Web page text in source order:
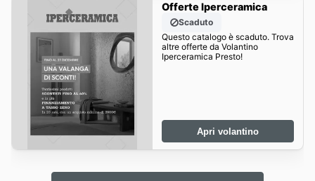
Offerte Iperceramica
Scaduto
Questo catalogo è scaduto. Trova
altre offerte da Volantino
Iperceramica Presto!
Apri volantino